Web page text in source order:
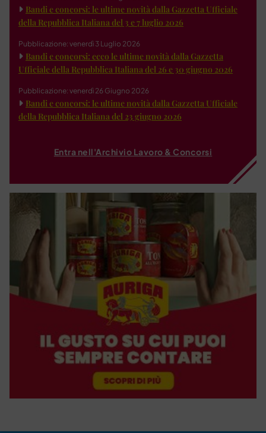
Bandi e concorsi: le ultime novità dalla Gazzetta Ufficiale
della Repubblica Italiana del 3 e 7 luglio 2026
Pubblicazione: venerdì 3 Luglio 2026
Bandi e concorsi: ecco le ultime novità dalla Gazzetta
Ufficiale della Repubblica Italiana del 26 e 30 giugno 2026
Pubblicazione: venerdì 26 Giugno 2026
Bandi e concorsi: le ultime novità dalla Gazzetta Ufficiale
della Repubblica Italiana del 23 giugno 2026
Entra nell'Archivio Lavoro & Concorsi